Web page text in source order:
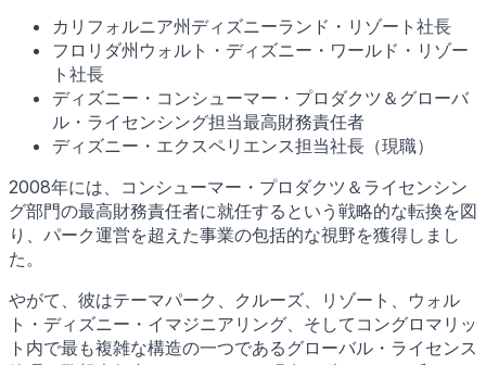
カリフォルニア州ディズニーランド・リゾート社長
フロリダ州ウォルト・ディズニー・ワールド・リゾー
ト社長
ディズニー・コンシューマー・プロダクツ＆グローバ
ル・ライセンシング担当最高財務責任者
ディズニー・エクスペリエンス担当社長（現職）
2008年には、コンシューマー・プロダクツ＆ライセンシン
グ部門の最高財務責任者に就任するという戦略的な転換を図
り、パーク運営を超えた事業の包括的な視野を獲得しまし
た。
やがて、彼はテーマパーク、クルーズ、リゾート、ウォル
ト・ディズニー・イマジニアリング、そしてコングロマリッ
ト内で最も複雑な構造の一つであるグローバル・ライセンス